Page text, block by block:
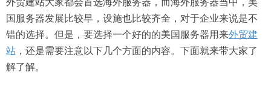
国服务器发展比较早，设施也比较齐全，对于企业来说是不
错的选择。但是，要选择一个好的的美国服务器用来外贸建
站 ，还是需要注意以下几个方面的内容。下面就来带大家了
解了解。